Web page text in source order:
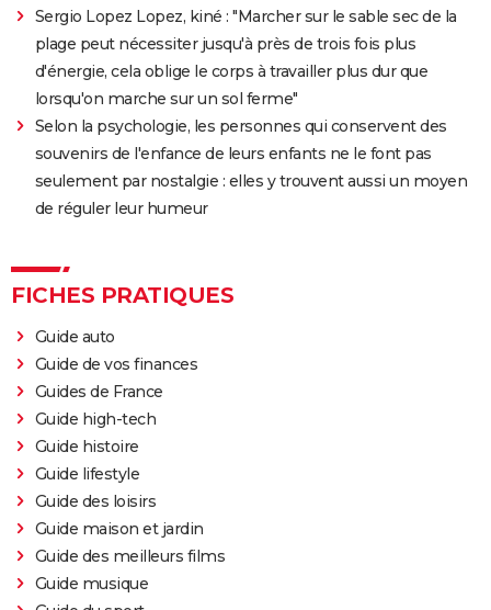
Sergio Lopez Lopez, kiné : "Marcher sur le sable sec de la
plage peut nécessiter jusqu'à près de trois fois plus
d'énergie, cela oblige le corps à travailler plus dur que
lorsqu'on marche sur un sol ferme"
Selon la psychologie, les personnes qui conservent des
souvenirs de l'enfance de leurs enfants ne le font pas
seulement par nostalgie : elles y trouvent aussi un moyen
de réguler leur humeur
FICHES PRATIQUES
Guide auto
Guide de vos finances
Guides de France
Guide high-tech
Guide histoire
Guide lifestyle
Guide des loisirs
Guide maison et jardin
Guide des meilleurs films
Guide musique